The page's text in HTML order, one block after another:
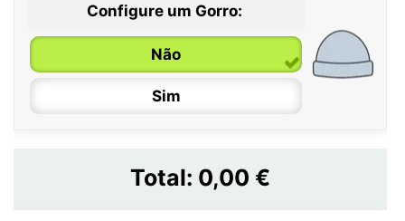
Configure um Gorro:
Não
Sim
Total: 0,00 €